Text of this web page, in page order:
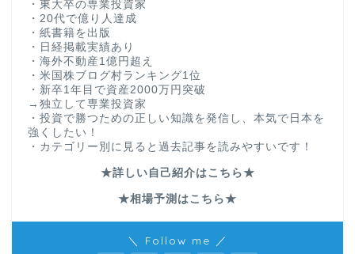
・東大卒の専業投資家
・20代で億り人達成
・紙書籍を出版
・日経掲載実績あり
・海外不動産1億円超え
・米国株ブログ村ランキング1位
・新卒1年目で資産2000万円突破
→独立して専業投資家
・投資で勝つための正しい知識を発信し、本気で日本を
強くしたい！
・カテゴリー別に見ると過去記事を読みやすいです！
★詳しい自己紹介はこちら★
★相場予測はこちら★
＼ Follow me ／